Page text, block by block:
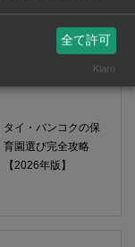
タイ・バンコクの保
育園選び完全攻略
【2026年版】
全て許可
Klaro